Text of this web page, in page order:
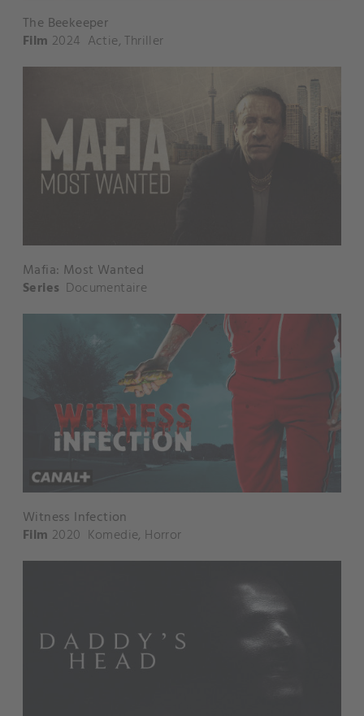
The Beekeeper
Film 2024 Actie,Thriller
Mafia: Most Wanted
Series Documentaire
Witness Infection
Film 2020 Komedie, Horror